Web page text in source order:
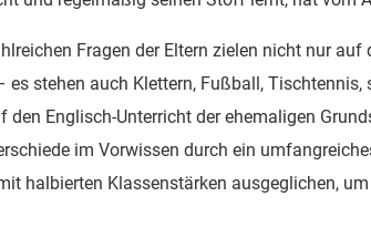
Fragen der Eltern zielen nicht nur
stehen auch Klettern, Fußball,
Englisch-Unterricht der ehemaligen
im Vorwissen durch ein
halbierten Klassenstärken ausgeglichen,